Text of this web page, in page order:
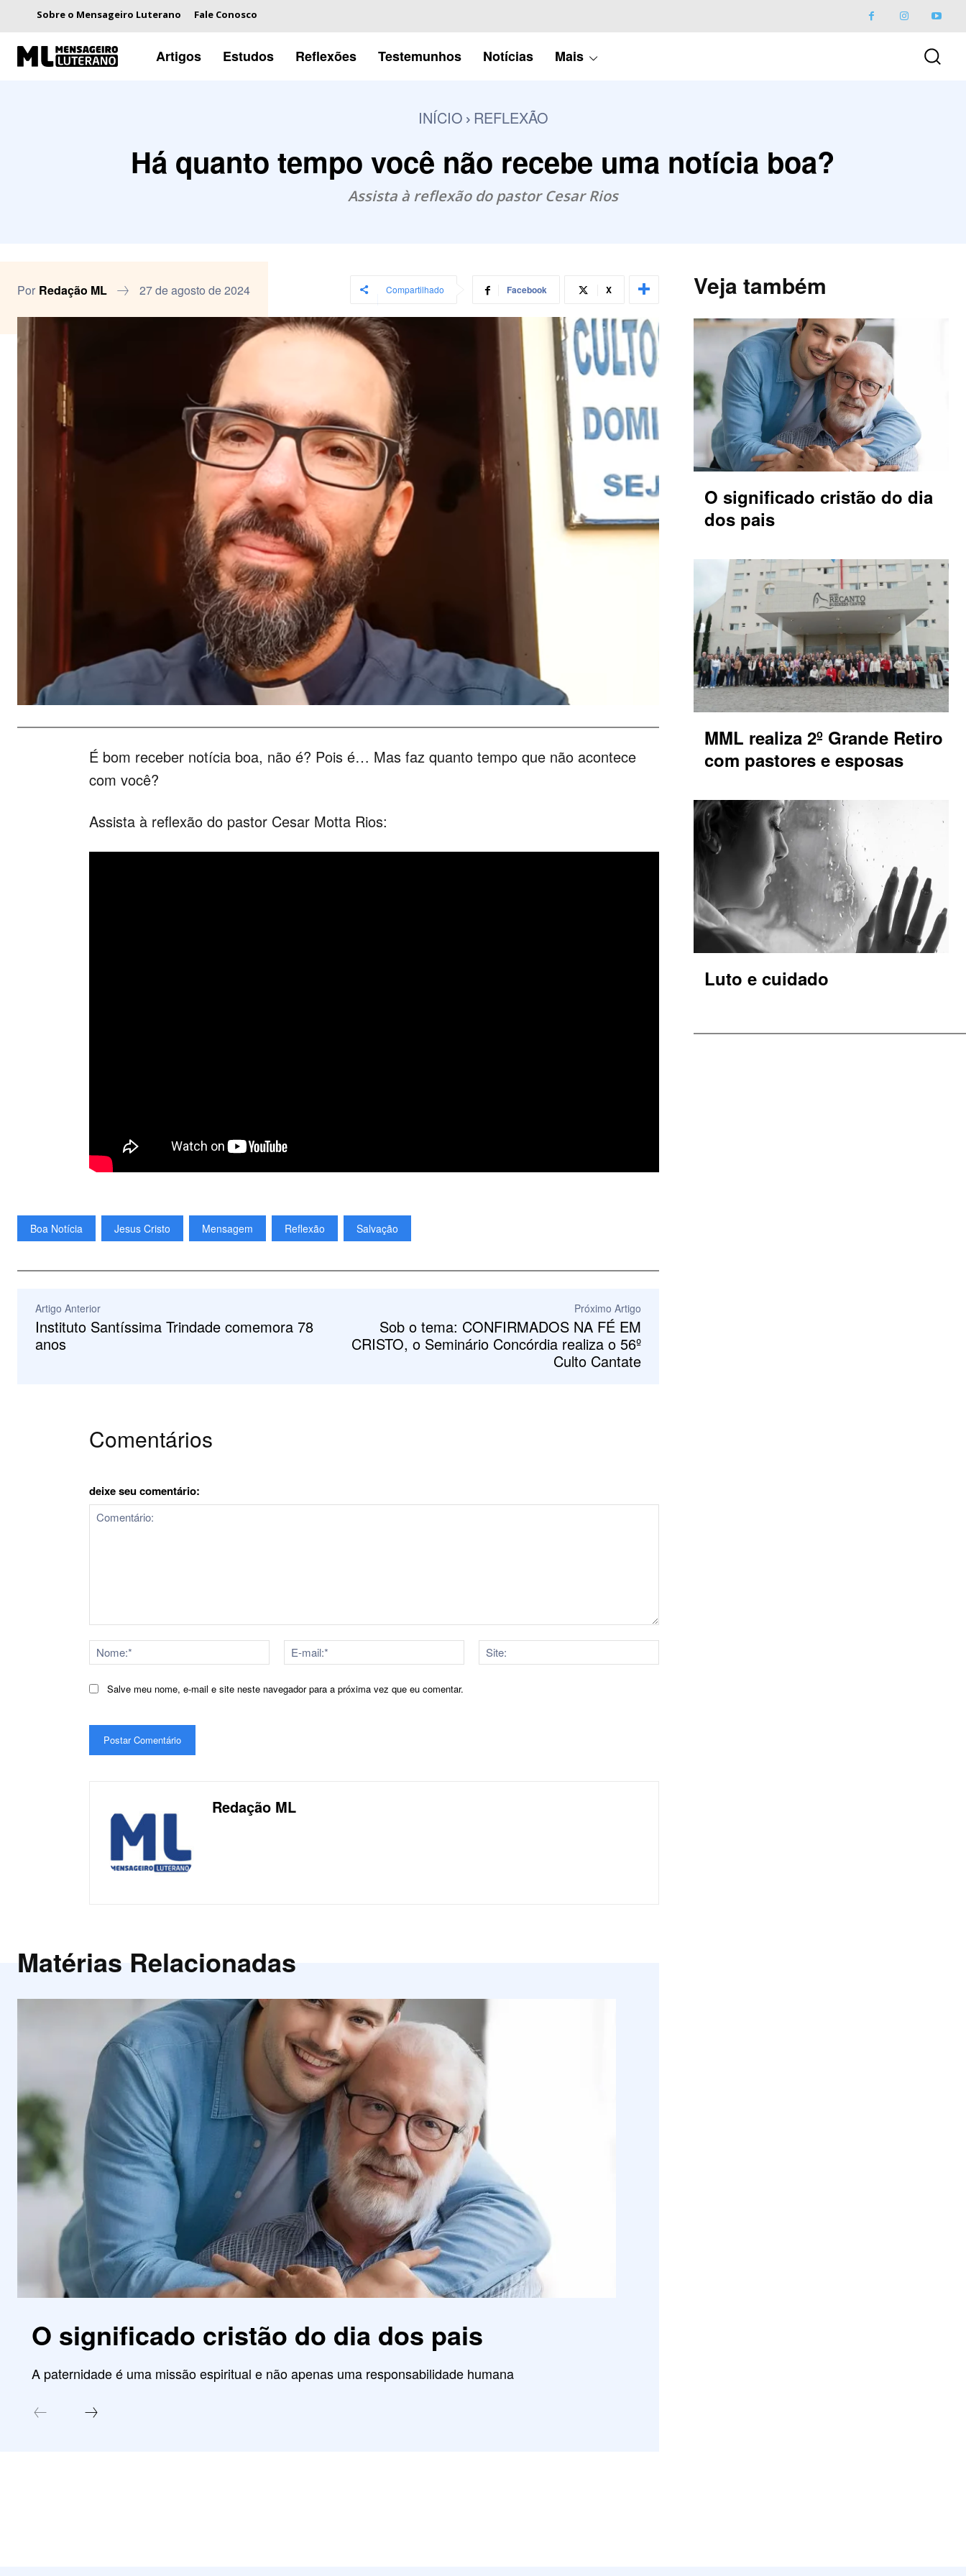
Sobre o Mensageiro Luterano Fale Conosco
Artigos Estudos Reflexões Testemunhos Notícias Mais
INÍCIO REFLEXÃO
Há quanto tempo você não recebe uma notícia boa?
Assista à reflexão do pastor Cesar Rios
Por Redação ML 27 de agosto de 2024 Compartilhado Facebook X
É bom receber notícia boa, não é? Pois é… Mas faz quanto tempo que não acontece
com você?
Assista à reflexão do pastor Cesar Motta Rios:
Boa Notícia Jesus Cristo Mensagem Reflexão Salvação
Artigo Anterior
Instituto Santíssima Trindade comemora 78
anos
Próximo Artigo
Sob o tema: CONFIRMADOS NA FÉ EM
CRISTO, o Seminário Concórdia realiza o 56º
Culto Cantate
Comentários
deixe seu comentário:
Nome:*
mail:*
Salve meu nome, e-mail e site neste navegador para a próxima vez que eu comentar.
Redação ML
Matérias Relacionadas
O significado cristão do dia dos pais
A paternidade é uma missão espiritual e não apenas uma responsabilidade humana
Veja também
O significado cristão do dia
dos pais
MML realiza 2º Grande Retiro
com pastores e esposas
Luto e cuidado